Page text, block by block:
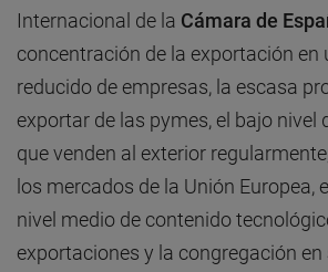
Internacional de la Cámara de
concentración de la exportación en
reducido de empresas, la escasa
exportar de las pymes, el bajo nivel
que venden al exterior
los mercados de la Unión Europea,
nivel medio de contenido
exportaciones y la congregación en